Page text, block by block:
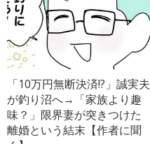
「10万円無断決済!?」誠実夫
が釣り沼へ→「家族より趣
味？」限界妻が突きつけた
離婚という結末【作者に聞